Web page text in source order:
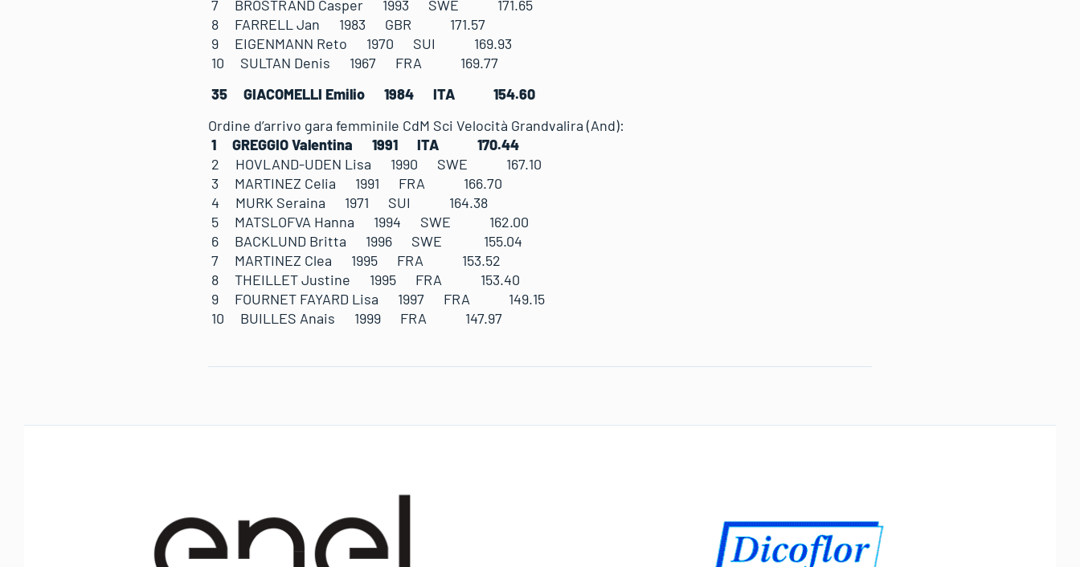
7 BROSTRAND Casper 1993 SWE 171.65
8 FARRELL Jan 1983 GBR 171.57
9 EIGENMANN Reto 1970 SUI 169.93
10 SULTAN Denis 1967 FRA 169.77
35 GIACOMELLI Emilio 1984 ITA 154.60
Ordine d’arrivo gara femminile CdM Sci Velocità Grandvalira (And):
1 GREGGIO Valentina 1991 ITA 170.44
2 HOVLAND-UDEN Lisa 1990 SWE 167.10
3 MARTINEZ Celia 1991 FRA 166.70
4 MURK Seraina 1971 SUI 164.38
5 MATSLOFVA Hanna 1994 SWE 162.00
6 BACKLUND Britta 1996 SWE 155.04
7 MARTINEZ Clea 1995 FRA 153.52
8 THEILLET Justine 1995 FRA 153.40
9 FOURNET FAYARD Lisa 1997 FRA 149.15
10 BUILLES Anais 1999 FRA 147.97